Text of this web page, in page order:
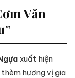
Văn
xuất hiện
hương vị gia